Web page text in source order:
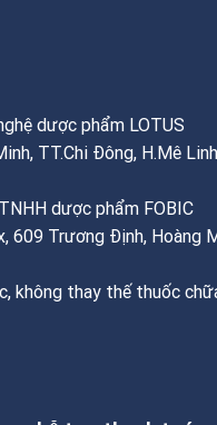
dược phẩm LOTUS
TT.Chi Đông, H.Mê
dược phẩm FOBIC
609 Trương Định, Hoàng
không thay thế thuốc